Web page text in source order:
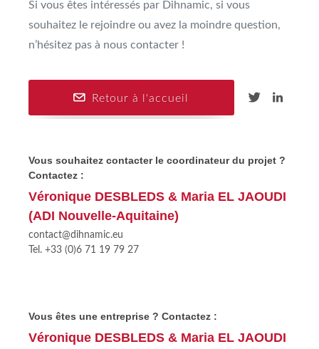
Si vous êtes intéressés par Dihnamic, si vous
souhaitez le rejoindre ou avez la moindre question,
n’hésitez pas à nous contacter !
Retour à l'accueil
Vous souhaitez contacter le coordinateur du projet ?
Contactez :
Véronique DESBLEDS & Maria EL JAOUDI
(ADI Nouvelle-Aquitaine)
contact@dihnamic.eu
Tel. +33 (0)6 71 19 79 27
Vous êtes une entreprise ? Contactez :
Véronique DESBLEDS & Maria EL JAOUDI